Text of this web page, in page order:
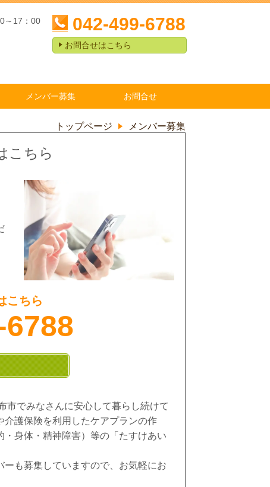
～17：00 042-499-6788
お問合せはこちら
メンバー募集 お問合せ
トップページ メンバー募集
こちら
こちら
でみなさんに安心して暮らし続けて
護保険を利用したケアプランの作
身体・精神障害）等の「たすけあい
も募集していますので、お気軽にお